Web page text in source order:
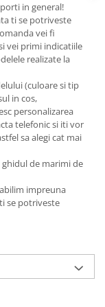
in general!
ti se potriveste
vei fi
vei primi indicatiile
realizate la
(culoare si tip
in cos,
personalizarea
telefonic si iti vor
sa alegi cat mai
de marimi de
impreuna
se potriveste